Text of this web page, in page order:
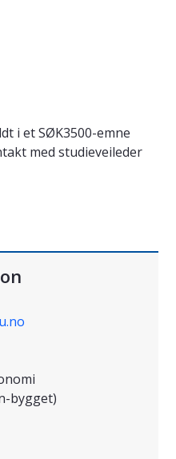
i et SØK3500-emne
med studieveileder
bygget)